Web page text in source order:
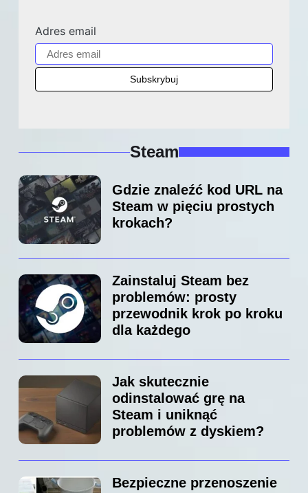
Adres email
Steam
Gdzie znaleźć kod URL na
Steam w pięciu prostych
krokach?
Zainstaluj Steam bez
problemów: prosty
przewodnik krok po kroku
dla każdego
Jak skutecznie
odinstalować grę na
Steam i uniknąć
problemów z dyskiem?
Bezpieczne przenoszenie